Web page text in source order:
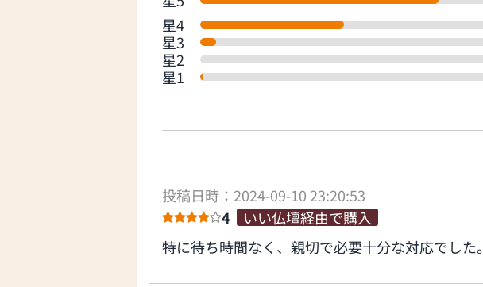
星4
星3
星2
星1
投稿日時：2024-09-10 23:20:53
4
いい仏壇経由で購入
特に待ち時間なく、親切で必要十分な対応でした。